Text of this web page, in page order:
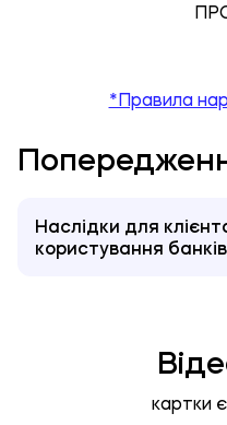
*Правила
Наслідки для
користування
- приймаючи умови
передбаченихкартки